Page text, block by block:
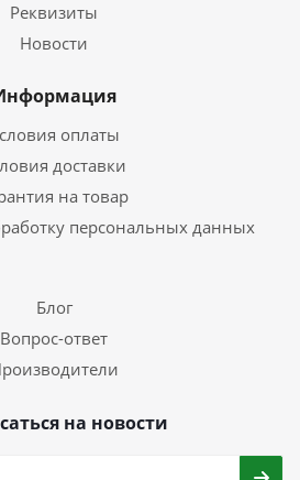
Реквизиты
Новости
оплаты
доставки
на товар
персональных данных
Блог
Вопрос-ответ
на новости